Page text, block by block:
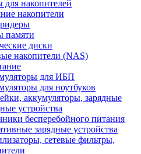
для накопителей
накопители
памяти
диски
накопители (NAS)
для ИБП
для ноутбуков
аккумуляторы, зарядные
устройства
бесперебойного питания
зарядные устройства
сетевые фильтры,